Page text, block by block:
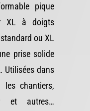
pique
XL à doigts
ou XL
prise solide
Utilisées dans
les chantiers,
et autres…